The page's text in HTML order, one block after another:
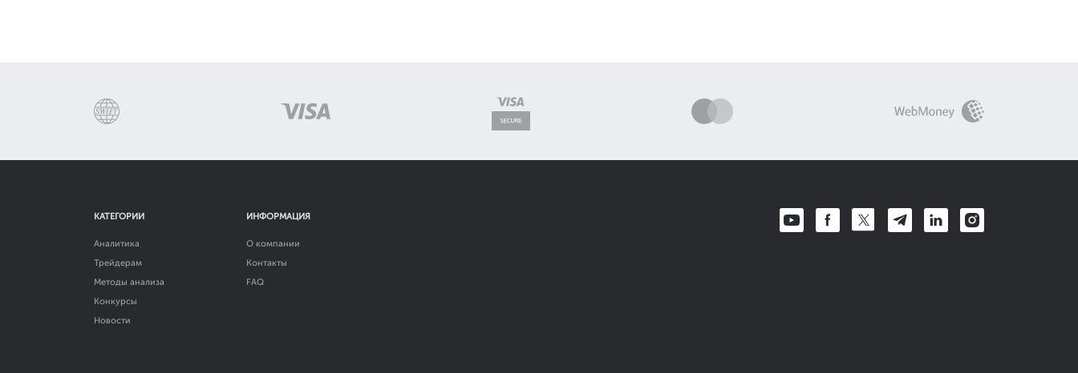
КАТЕГОРИИ
Аналитика
Трейдерам
Методы анализа
Конкурсы
Новости
ИНФОРМАЦИЯ
О компании
Контакты
FAQ